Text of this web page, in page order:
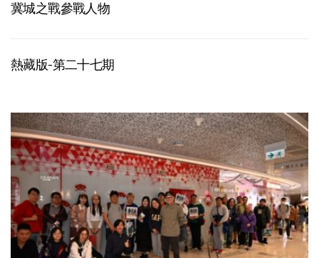
冀城之戰參戰人物
熱藏版-第二十七期